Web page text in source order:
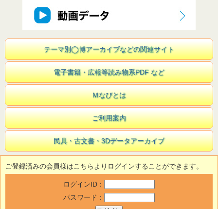
テーマ別◯博アーカイブなどの関連サイト
電子書籍・広報等読み物系PDF など
Ｍなびとは
ご利用案内
民具・古文書・3Dデータアーカイブ
ご登録済みの会員様はこちらよりログインすることができます。
ログインID：
パスワード：